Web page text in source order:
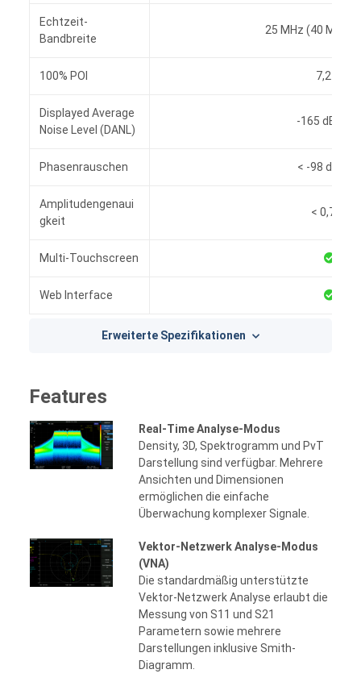
Echtzeit-
Bandbreite
25 MHz (40 MHz
100% POI 7,2 µs
Displayed Average
Noise Level (DANL)
-165 dBm/
Phasenrauschen < -98 dBc/
Amplitudengenaui
gkeit
< 0,7 dB
Multi-Touchscreen
Web Interface
Erweiterte Spezifikationen
Features
Real-Time Analyse-Modus
Density, 3D, Spektrogramm und PvT
Darstellung sind verfügbar. Mehrere
Ansichten und Dimensionen
ermöglichen die einfache
Überwachung komplexer Signale.
Vektor-Netzwerk Analyse-Modus
(VNA)
Die standardmäßig unterstützte
Vektor-Netzwerk Analyse erlaubt die
Messung von S11 und S21
Parametern sowie mehrere
Darstellungen inklusive Smith-
Diagramm.